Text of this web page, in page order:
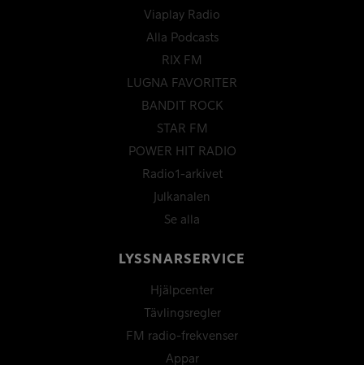
Viaplay Radio
Alla Podcasts
RIX FM
LUGNA FAVORITER
BANDIT ROCK
STAR FM
POWER HIT RADIO
Radio1-arkivet
Julkanalen
Se alla
LYSSNARSERVICE
Hjälpcenter
Tävlingsregler
FM radio-frekvenser
Appar